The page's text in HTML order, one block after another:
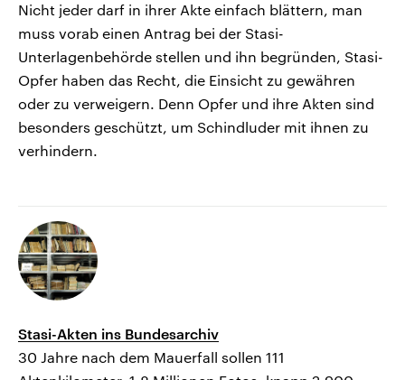
Nicht jeder darf in ihrer Akte einfach blättern, man
muss vorab einen Antrag bei der Stasi-
Unterlagenbehörde stellen und ihn begründen, Stasi-
Opfer haben das Recht, die Einsicht zu gewähren
oder zu verweigern. Denn Opfer und ihre Akten sind
besonders geschützt, um Schindluder mit ihnen zu
verhindern.
Stasi-Akten ins Bundesarchiv
30 Jahre nach dem Mauerfall sollen 111